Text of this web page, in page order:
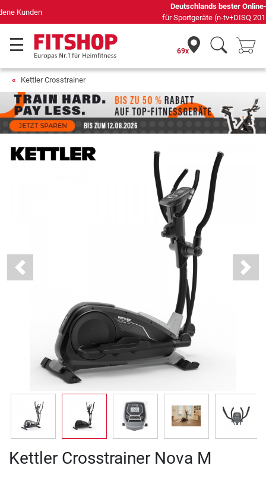
Deutschlands bester Online-Shop
für Sportgeräte (n-tv+DISQ 2016-2024)
69x
Kettler Crosstrainer
Previous Next
Kettler Crosstrainer Nova M